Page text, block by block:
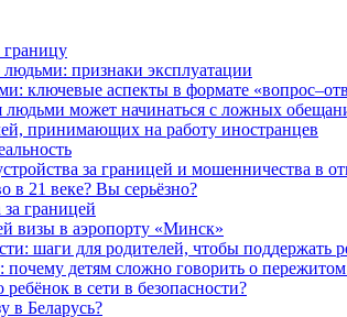
границу
признаки эксплуатации
ключевые аспекты в формате
людьми может начинаться с ложных
принимающих на работу иностранцев
за границей и мошенничества в
в 21 веке? Вы серьёзно?
границей
визы в аэропорту «Минск»
шаги для родителей, чтобы поддержать
почему детям сложно говорить о
в сети в безопасности?
в Беларусь?